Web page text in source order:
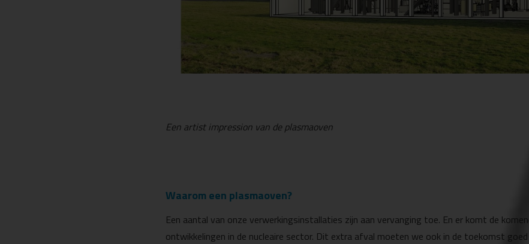
Een artist impression van de plasmaoven
Waarom een plasmaoven?
Een aantal van onze verwerkingsinstallaties zijn aan vervanging toe. En er komt de
ontwikkelingen in de nucleaire sector. Dit extra afval moeten we ook in de toekomst goed